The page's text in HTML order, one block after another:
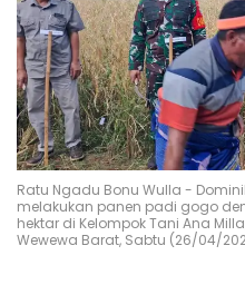
Ratu Ngadu Bonu Wulla -
melakukan panen padi gogo
hektar di Kelompok Tani Ana
Wewewa Barat, Sabtu (26/04/